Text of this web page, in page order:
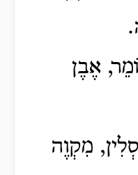
אֶבֶן
מִקְוֶה